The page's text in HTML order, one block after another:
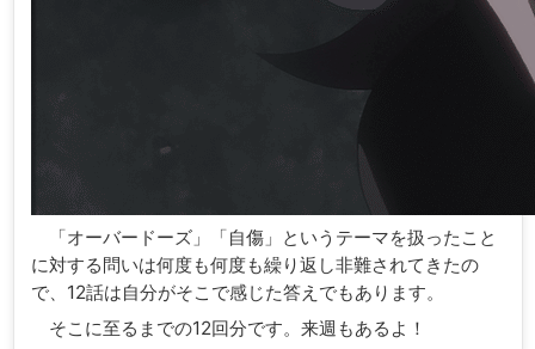
「オーバードーズ」「自傷」というテーマを扱ったこと
に対する問いは何度も何度も繰り返し非難されてきたの
で、12話は自分がそこで感じた答えでもあります。
そこに至るまでの12回分です。来週もあるよ！